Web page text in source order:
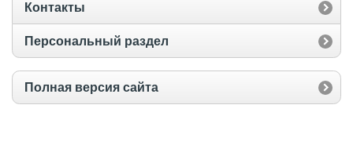
Контакты
Персональный раздел
Полная версия сайта